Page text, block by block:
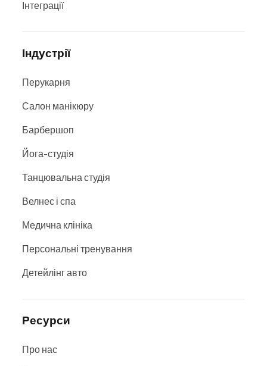
Інтеграції
Індустрії
Перукарня
Салон манікюру
Барбершоп
Йога-студія
Танцювальна студія
Велнес і спа
Медична клініка
Персональні тренування
Детейлінг авто
Ресурси
Про нас